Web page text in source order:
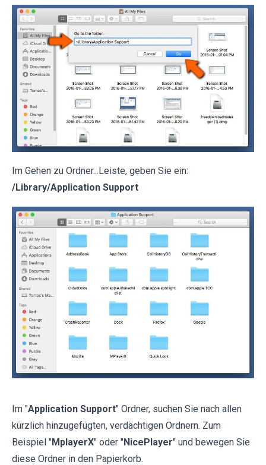
Im Gehen zu Ordner...Leiste, geben Sie ein:
/Library/Application Support
Im "Application Support" Ordner, suchen Sie nach allen
kürzlich hinzugefügten, verdächtigen Ordnern. Zum
Beispiel "MplayerX" oder "NicePlayer" und bewegen Sie
diese Ordner in den Papierkorb.